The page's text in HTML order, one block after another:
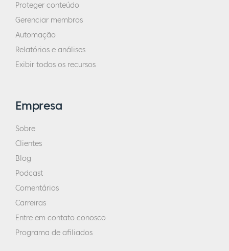
Proteger conteúdo
Gerenciar membros
Automação
Relatórios e análises
Exibir todos os recursos
Empresa
Sobre
Clientes
Blog
Podcast
Comentários
Carreiras
Entre em contato conosco
Programa de afiliados